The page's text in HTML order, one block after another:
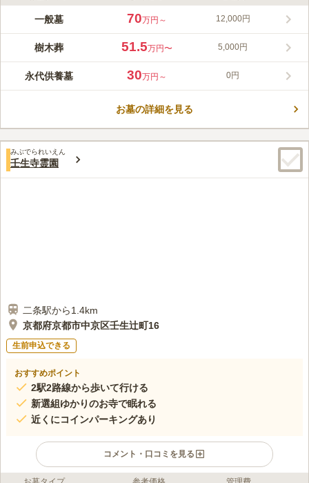
「二条城」「御所」から近い六角通大宮に位置する、宗旨・宗派
餓鬼・彼岸法要などを行ってもらえるので、安心してお任せでき
ます。 法要の時期が近づくと、案内状や文書でのお知らせが届
る「石仏阿弥陀如来」などたくさんの見所があるので、お参り後
に散策してみるのもおすすめです。
一般墓 70万円～ 12,000円
樹木葬 51.5万円〜 5,000円
永代供養墓 30万円～ 0円
お墓の詳細を見る
みぶでられいえん
壬生寺霊園
二条駅から1.4km
京都府京都市中京区壬生辻町16
生前申込できる
おすすめポイント
2駅2路線から歩いて行ける
新選組ゆかりのお寺で眠れる
近くにコインパーキングあり
コメント・口コミを見る